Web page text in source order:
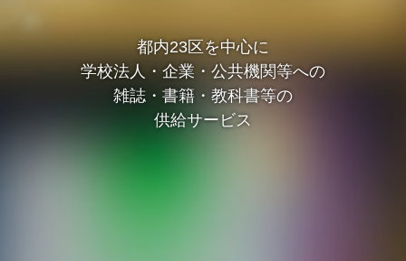
都内23区を中心に
学校法人・企業・公共機関等への
雑誌・書籍・教科書等の
供給サービス